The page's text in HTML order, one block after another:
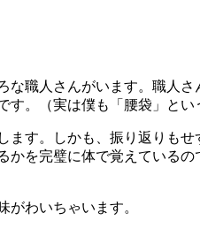
職人さんがいます。職人
。（実は僕も「腰袋」とい
す。しかも、振り返りも
を完璧に体で覚えているの
わいちゃいます。